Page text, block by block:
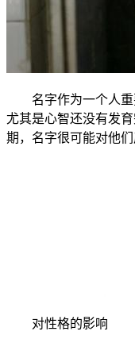
名字作为一个人重
尤其是心智还没有发
期，名字很可能对他们
对性格的影响